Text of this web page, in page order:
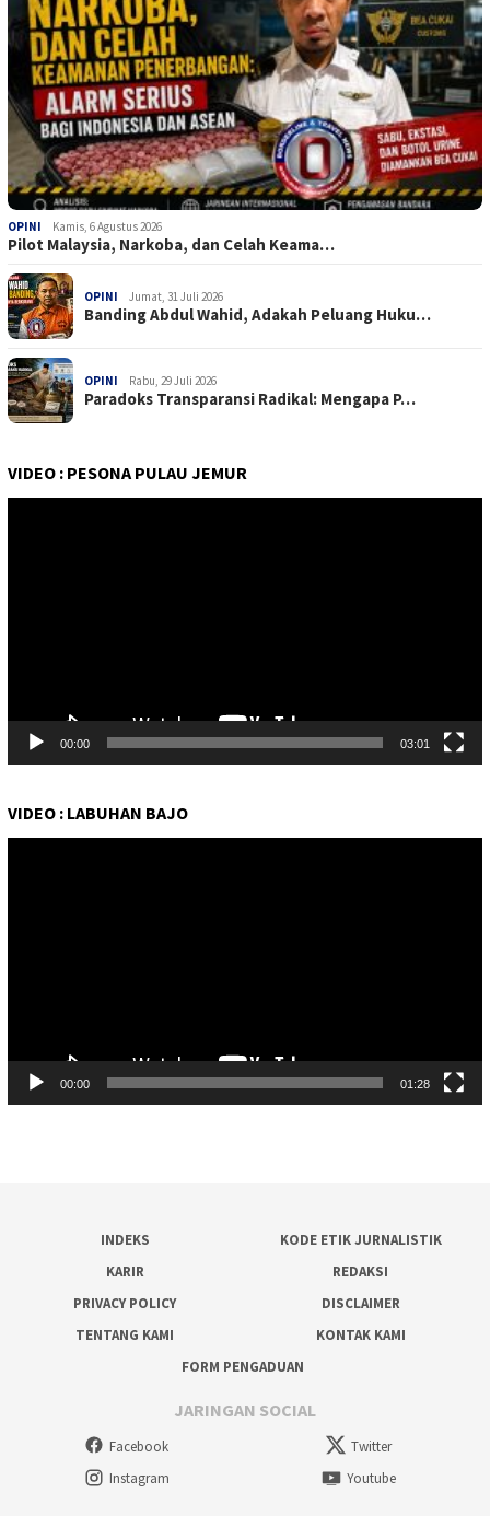
OPINI Kamis, 6 Agustus 2026
Pilot Malaysia, Narkoba, dan Celah Keama…
OPINI Jumat, 31 Juli 2026
Banding Abdul Wahid, Adakah Peluang Huku…
OPINI Rabu, 29 Juli 2026
Paradoks Transparansi Radikal: Mengapa P…
VIDEO : PESONA PULAU JEMUR
00:00 03:01
VIDEO : LABUHAN BAJO
00:00 01:28
INDEKS
KODE ETIK JURNALISTIK
KARIR
REDAKSI
PRIVACY POLICY
DISCLAIMER
TENTANG KAMI
KONTAK KAMI
FORM PENGADUAN
JARINGAN SOCIAL
Facebook
Twitter
Instagram
Youtube